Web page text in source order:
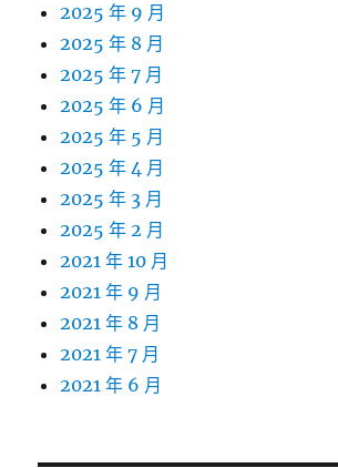
2025 年 9 月
2025 年 8 月
2025 年 7 月
2025 年 6 月
2025 年 5 月
2025 年 4 月
2025 年 3 月
2025 年 2 月
2021 年 10 月
2021 年 9 月
2021 年 8 月
2021 年 7 月
2021 年 6 月